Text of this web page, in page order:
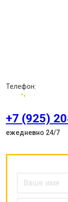
Телефон:
+7 (925)
ежедневно 24/7